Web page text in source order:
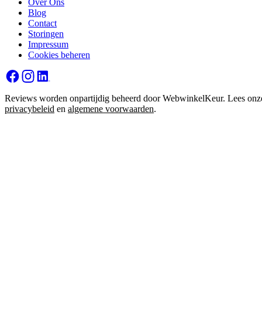
Over Ons
Blog
Contact
Storingen
Impressum
Cookies beheren
Reviews worden onpartijdig beheerd door WebwinkelKeur. Lees
privacybeleid en algemene voorwaarden.